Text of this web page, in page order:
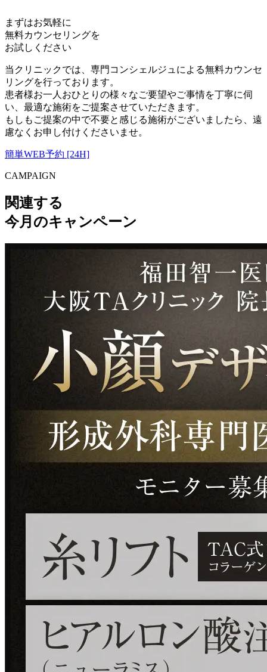
まずはお気軽に
無料カウンセリングを
お試しください
当クリニックでは、専門コンシェルジュによる無料カウンセ
リングを行っております。
患者様お一人おひとりの様々なご要望やご事情を丁寧に伺
い、最適な施術をご提案させていただきます。
もしもご提案の中で不要と感じる施術がございましたら、遠
慮なくお申し付けくださいませ。
簡単WEB予約 [24H]
CAMPAIGN
関連する
今月のキャンペーン